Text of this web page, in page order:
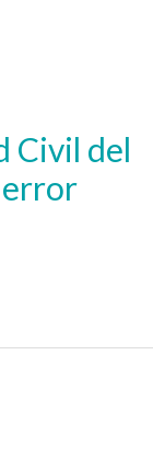
Civil del